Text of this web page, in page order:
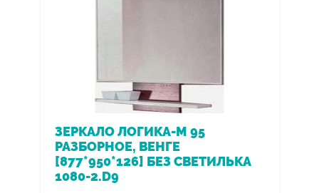
ЗЕРКАЛО ЛОГИКА-М 95
РАЗБОРНОЕ, ВЕНГЕ
[877*950*126] БЕЗ СВЕТИЛЬКА
1080-2.D9